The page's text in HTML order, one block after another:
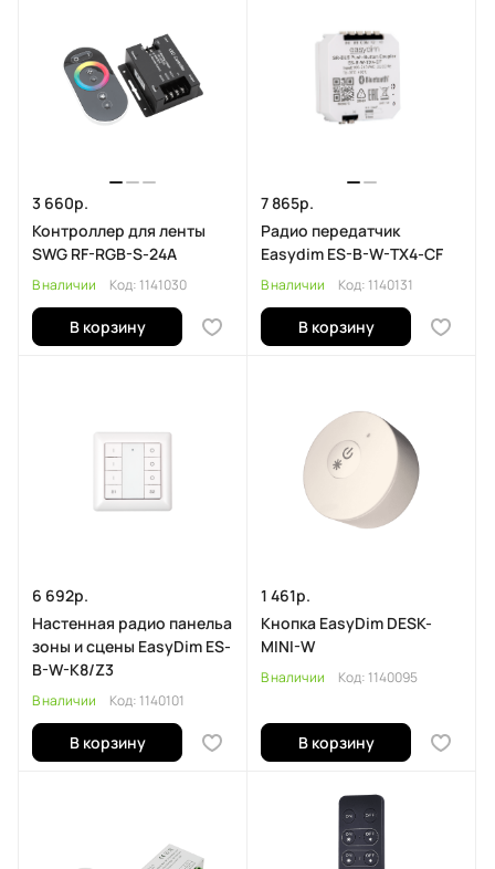
3 660р.
Контроллер для ленты
SWG RF-RGB-S-24A
В наличии Код: 1141030
В корзину
7 865р.
Радио передатчик
Easydim ES-B-W-TX4-CF
В наличии Код: 1140131
В корзину
6 692р.
Настенная радио панельа
зоны и сцены EasyDim ES-
B-W-K8/Z3
В наличии Код: 1140101
В корзину
1 461р.
Кнопка EasyDim DESK-
MINI-W
В наличии Код: 1140095
В корзину